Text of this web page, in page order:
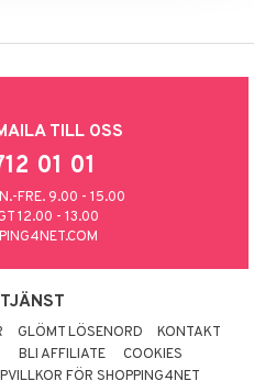
TILL OSS
01 01
FRE. 9.00 - 15.00
12.00 - 13.00
GLÖMT LÖSENORD
KONTAKT
BLI AFFILIATE
COOKIES
FÖR SHOPPING4NET